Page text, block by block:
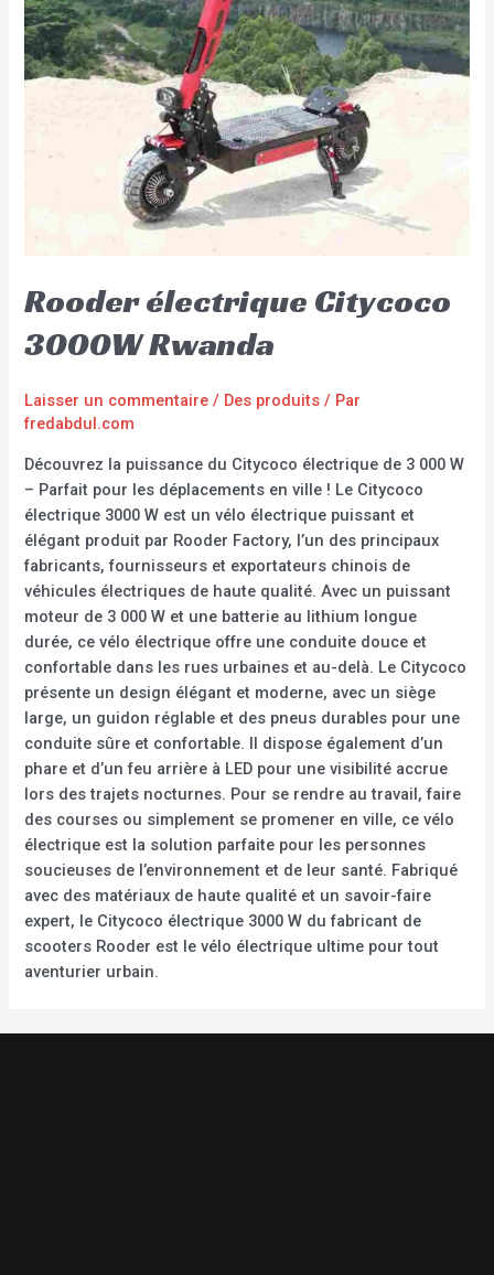
Rooder électrique Citycoco
3000W Rwanda
Laisser un commentaire / Des produits / Par
fredabdul.com
Découvrez la puissance du Citycoco électrique de 3 000 W
– Parfait pour les déplacements en ville ! Le Citycoco
électrique 3000 W est un vélo électrique puissant et
élégant produit par Rooder Factory, l’un des principaux
fabricants, fournisseurs et exportateurs chinois de
véhicules électriques de haute qualité. Avec un puissant
moteur de 3 000 W et une batterie au lithium longue
durée, ce vélo électrique offre une conduite douce et
confortable dans les rues urbaines et au-delà. Le Citycoco
présente un design élégant et moderne, avec un siège
large, un guidon réglable et des pneus durables pour une
conduite sûre et confortable. Il dispose également d’un
phare et d’un feu arrière à LED pour une visibilité accrue
lors des trajets nocturnes. Pour se rendre au travail, faire
des courses ou simplement se promener en ville, ce vélo
électrique est la solution parfaite pour les personnes
soucieuses de l’environnement et de leur santé. Fabriqué
avec des matériaux de haute qualité et un savoir-faire
expert, le Citycoco électrique 3000 W du fabricant de
scooters Rooder est le vélo électrique ultime pour tout
aventurier urbain.